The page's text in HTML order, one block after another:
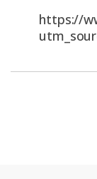
https://